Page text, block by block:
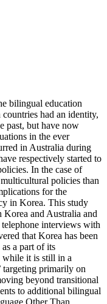
bilingual education
had an identity,
past, but have now
in the ever
in Australia during
respectively started to
In the case of
policies than
for the
in Korea. This study
Korea and Australia and
interviews with
that Korea has been
a part of its
it is still in a
targeting primarily on
beyond transitional
to additional bilingual
Other Than